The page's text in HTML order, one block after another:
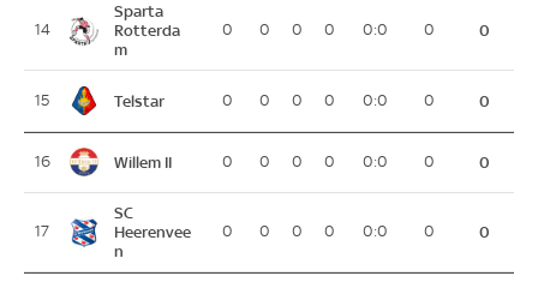
14
Sparta
Rotterda
m
0 0 0 0 0:0 0 0
15 Telstar 0 0 0 0 0:0 0 0
16 Willem II 0 0 0 0 0:0 0 0
17
SC
Heerenvee
n
0 0 0 0 0:0 0 0